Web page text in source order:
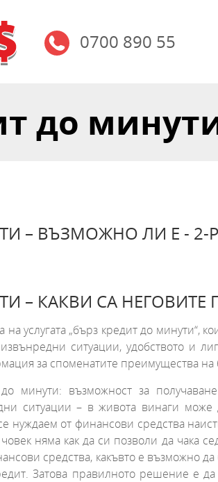
0700 890 55
до
– ВЪЗМОЖНО ЛИ Е - 2-
– КАКВИ СА
услугата „бърз кредит до минути“,
ситуации, удобството и
за споменатите преимущества на
минути: възможност за
ситуации – в живота винаги може
нуждаем от финансови средства
няма как да си позволи да чака
средства, какъвто е възможно да
Затова правилното решение е